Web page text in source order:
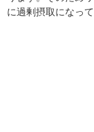
に過剰摂取になっ